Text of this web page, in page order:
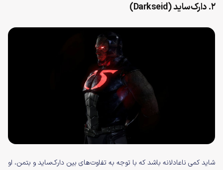
۲. دارک‌ساید (Darkseid)
شاید کمی ناعادلانه باشد که با توجه به تفاوت‌های بین دارک‌ساید و بتمن، او